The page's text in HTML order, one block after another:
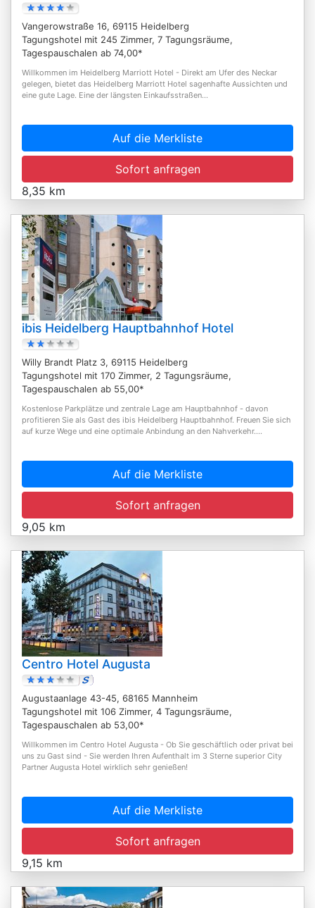
Vangerowstraße 16, 69115 Heidelberg
Tagungshotel mit 245 Zimmer, 7 Tagungsräume,
Tagespauschalen ab 74,00*
Willkommen im Heidelberg Marriott Hotel - Direkt am Ufer des Neckar
gelegen, bietet das Heidelberg Marriott Hotel sagenhafte Aussichten und
eine gute Lage. Eine der längsten Einkaufsstraßen...
Auf die Merkliste
Sofort anfragen
8,35 km
ibis Heidelberg Hauptbahnhof Hotel
Willy Brandt Platz 3, 69115 Heidelberg
Tagungshotel mit 170 Zimmer, 2 Tagungsräume,
Tagespauschalen ab 55,00*
Kostenlose Parkplätze und zentrale Lage am Hauptbahnhof - davon
profitieren Sie als Gast des ibis Heidelberg Hauptbahnhof. Freuen Sie sich
auf kurze Wege und eine optimale Anbindung an den Nahverkehr....
Auf die Merkliste
Sofort anfragen
9,05 km
Centro Hotel Augusta
Augustaanlage 43-45, 68165 Mannheim
Tagungshotel mit 106 Zimmer, 4 Tagungsräume,
Tagespauschalen ab 53,00*
Willkommen im Centro Hotel Augusta - Ob Sie geschäftlich oder privat bei
uns zu Gast sind - Sie werden Ihren Aufenthalt im 3 Sterne superior City
Partner Augusta Hotel wirklich sehr genießen!
Auf die Merkliste
Sofort anfragen
9,15 km